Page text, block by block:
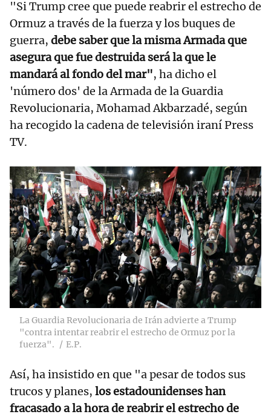
"Si Trump cree que puede reabrir el estrecho de
Ormuz a través de la fuerza y los buques de
guerra, debe saber que la misma Armada que
asegura que fue destruida será la que le
mandará al fondo del mar", ha dicho el
'número dos' de la Armada de la Guardia
Revolucionaria, Mohamad Akbarzadé, según
ha recogido la cadena de televisión iraní Press
TV.
La Guardia Revolucionaria de Irán advierte a Trump
"contra intentar reabrir el estrecho de Ormuz por la
fuerza".
E.P.
Así, ha insistido en que "a pesar de todos sus
trucos y planes, los estadounidenses han
fracasado a la hora de reabrir el estrecho de